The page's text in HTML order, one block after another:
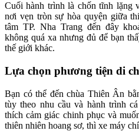
Cuối hành trình là chốn tĩnh lặng
nơi vẹn tròn sự hòa quyện giữa
tâm TP. Nha Trang đến đây
không quá xa nhưng đủ để bạn
thế giới khác.
Lựa chọn phương tiện di
Bạn có thể đến chùa Thiên Ân
tùy theo nhu cầu và hành trình
thích cảm giác chinh phục và
thiên nhiên hoang sơ, thì xe máy